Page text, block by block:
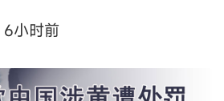
6小时前